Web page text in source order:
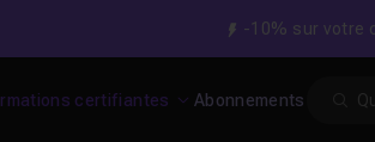
-10% sur votre
certifiantes Abonnements